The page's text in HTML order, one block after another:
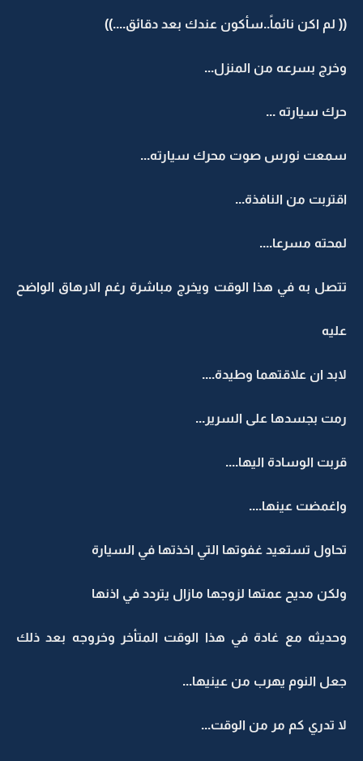
(( لم اكن نائماً..سأكون عندك بعد دقائق....))
وخرج بسرعه من المنزل...
حرك سيارته ...
سمعت نورس صوت محرك سيارته...
اقتربت من النافذة...
لمحته مسرعا....
تتصل به في هذا الوقت ويخرج مباشرة رغم الارهاق الواضح
عليه
لابد ان علاقتهما وطيدة....
رمت بجسدها على السرير...
قربت الوسادة اليها....
واغمضت عينها....
تحاول تستعيد غفوتها التي اخذتها في السيارة
ولكن مديح عمتها لزوجها مازال يتردد في اذنها
وحديثه مع غادة في هذا الوقت المتأخر وخروجه بعد ذلك
جعل النوم يهرب من عينيها...
لا تدري كم مر من الوقت...